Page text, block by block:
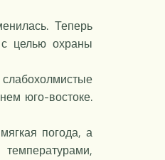
Теперь
целью охраны
юго-востоке.
погода, а